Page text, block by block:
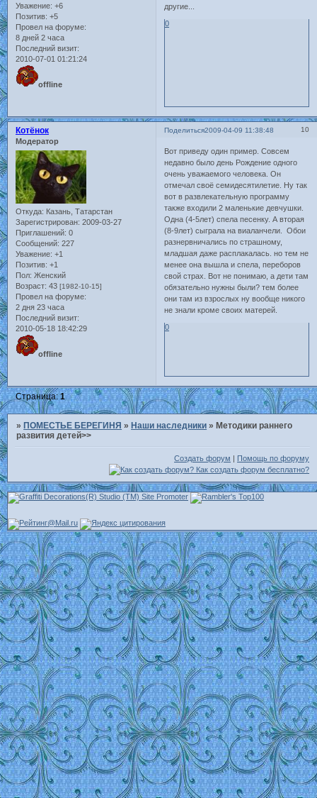
Уважение: +6
Позитив: +5
Провел на форуме:
8 дней 2 часа
Последний визит:
2010-07-01 01:21:24
offline
другие...
0
Поделиться 10
2009-04-09 11:38:48
Котёнок
Модератор
Откуда: Казань, Татарстан
Зарегистрирован: 2009-03-27
Приглашений: 0
Сообщений: 227
Уважение: +1
Позитив: +1
Пол: Женский
Возраст: 43 [1982-10-15]
Провел на форуме:
2 дня 23 часа
Последний визит:
2010-05-18 18:42:29
offline
Вот приведу один пример. Совсем
недавно было день Рождение одного
очень уважаемого человека. Он
отмечал своё семидесятилетие. Ну так
вот в развлекательную программу
также входили 2 маленькие девчушки.
Одна (4-5лет) спела песенку. А вторая
(8-9лет) сыграла на виаланчели. Обои
разнервничались по страшному,
младшая даже расплакалась. но тем не
менее она вышла и спела, переборов
свой страх. Вот не понимаю, а дети там
обязательно нужны были? тем более
они там из взрослых ну вообще никого
не знали кроме своих матерей.
0
Страница:1
» ПОМЕСТЬЕ БЕРЕГИНЯ » Наши наследники » Методики раннего
развития детей>>
Создать форум | Помощь по форуму